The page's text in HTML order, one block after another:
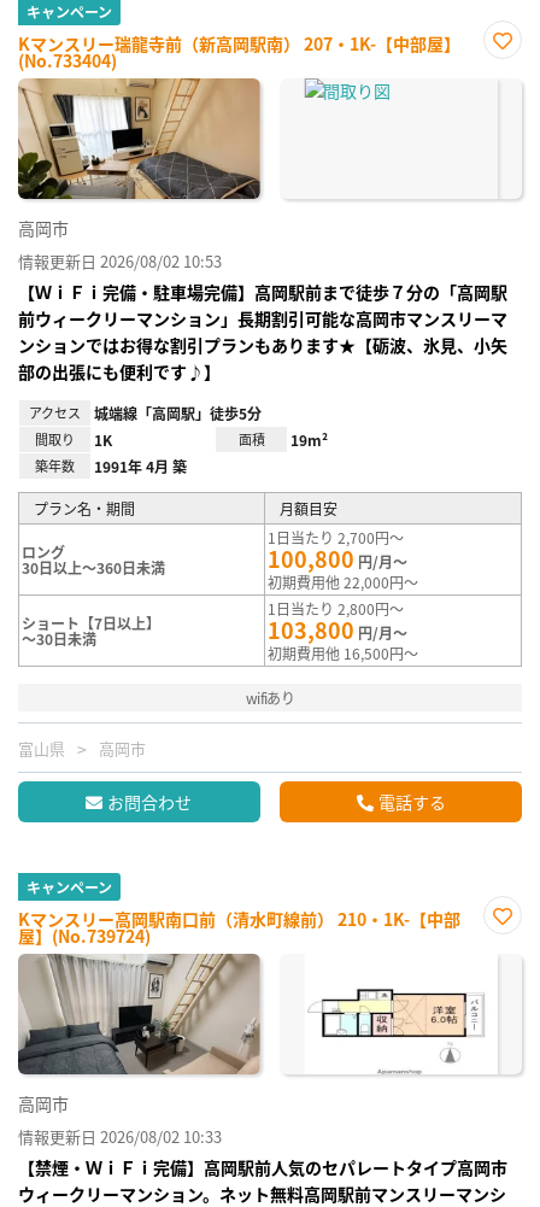
キャンペーン
Kマンスリー瑞龍寺前（新高岡駅南） 207・1K-【中部屋】
(No.733404)
に入
高岡市
情報更新日 2026/08/02 10:53
【ＷｉＦｉ完備・駐車場完備】高岡駅前まで徒歩７分の「高岡駅
前ウィークリーマンション」長期割引可能な高岡市マンスリーマ
ンションではお得な割引プランもあります★【砺波、氷見、小矢
部の出張にも便利です♪】
アクセス 城端線「高岡駅」徒歩5分
間取り 1K 面積 19m²
築年数 1991年 4月 築
プラン名・期間 月額目安
ロング
30日以上～360日未満
1日当たり 2,700円～
100,800 円/月～
初期費用他 22,000円～
ショート【7日以上】
～30日未満
1日当たり 2,800円～
103,800 円/月～
初期費用他 16,500円～
wifiあり
富山県 高岡市
お問合わせ 電話する
キャンペーン
Kマンスリー高岡駅南口前（清水町線前） 210・1K-【中部
屋】(No.739724)
に入
高岡市
情報更新日 2026/08/02 10:33
【禁煙・ＷｉＦｉ完備】高岡駅前人気のセパレートタイプ高岡市
ウィークリーマンション。ネット無料高岡駅前マンスリーマンシ